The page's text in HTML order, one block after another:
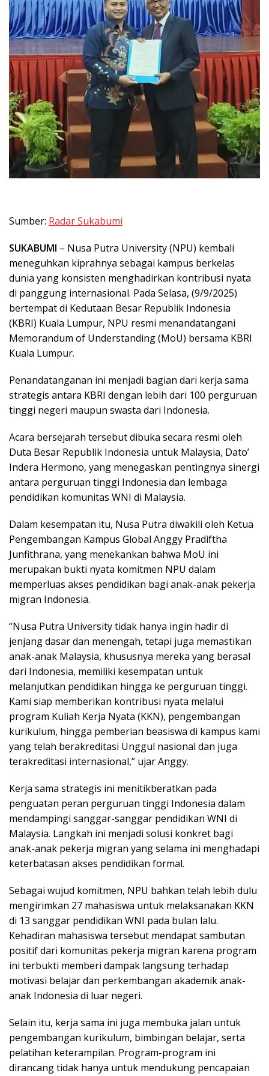
Sumber: Radar Sukabumi
SUKABUMI – Nusa Putra University (NPU) kembali
meneguhkan kiprahnya sebagai kampus berkelas
dunia yang konsisten menghadirkan kontribusi nyata
di panggung internasional. Pada Selasa, (9/9/2025)
bertempat di Kedutaan Besar Republik Indonesia
(KBRI) Kuala Lumpur, NPU resmi menandatangani
Memorandum of Understanding (MoU) bersama KBRI
Kuala Lumpur.
Penandatanganan ini menjadi bagian dari kerja sama
strategis antara KBRI dengan lebih dari 100 perguruan
tinggi negeri maupun swasta dari Indonesia.
Acara bersejarah tersebut dibuka secara resmi oleh
Duta Besar Republik Indonesia untuk Malaysia, Dato’
Indera Hermono, yang menegaskan pentingnya sinergi
antara perguruan tinggi Indonesia dan lembaga
pendidikan komunitas WNI di Malaysia.
Dalam kesempatan itu, Nusa Putra diwakili oleh Ketua
Pengembangan Kampus Global Anggy Pradiftha
Junfithrana, yang menekankan bahwa MoU ini
merupakan bukti nyata komitmen NPU dalam
memperluas akses pendidikan bagi anak-anak pekerja
migran Indonesia.
“Nusa Putra University tidak hanya ingin hadir di
jenjang dasar dan menengah, tetapi juga memastikan
anak-anak Malaysia, khususnya mereka yang berasal
dari Indonesia, memiliki kesempatan untuk
melanjutkan pendidikan hingga ke perguruan tinggi.
Kami siap memberikan kontribusi nyata melalui
program Kuliah Kerja Nyata (KKN), pengembangan
kurikulum, hingga pemberian beasiswa di kampus kami
yang telah berakreditasi Unggul nasional dan juga
terakreditasi internasional,” ujar Anggy.
Kerja sama strategis ini menitikberatkan pada
penguatan peran perguruan tinggi Indonesia dalam
mendampingi sanggar-sanggar pendidikan WNI di
Malaysia. Langkah ini menjadi solusi konkret bagi
anak-anak pekerja migran yang selama ini menghadapi
keterbatasan akses pendidikan formal.
Sebagai wujud komitmen, NPU bahkan telah lebih dulu
mengirimkan 27 mahasiswa untuk melaksanakan KKN
di 13 sanggar pendidikan WNI pada bulan lalu.
Kehadiran mahasiswa tersebut mendapat sambutan
positif dari komunitas pekerja migran karena program
ini terbukti memberi dampak langsung terhadap
motivasi belajar dan perkembangan akademik anak-
anak Indonesia di luar negeri.
Selain itu, kerja sama ini juga membuka jalan untuk
pengembangan kurikulum, bimbingan belajar, serta
pelatihan keterampilan. Program-program ini
dirancang tidak hanya untuk mendukung pencapaian